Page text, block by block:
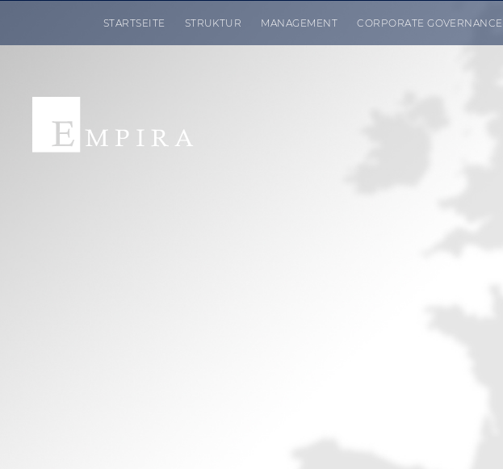
ÜBERSPRINGEN
STARTSEITE STRUKTUR MANAGEMENT CORPORATE GOVERNANCE